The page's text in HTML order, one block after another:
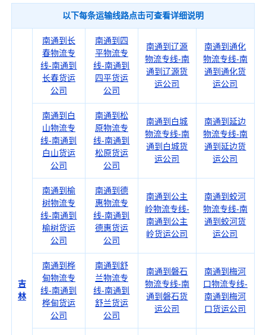
以下每条运输线路点击可查看详细说明
吉
林
南通到长
春物流专
线-南通到
长春货运
公司
南通到四
平物流专
线-南通到
四平货运
公司
南通到辽源
物流专线-南
通到辽源货
运公司
南通到通化
物流专线-南
通到通化货
运公司
南通到白
山物流专
线-南通到
白山货运
公司
南通到松
原物流专
线-南通到
松原货运
公司
南通到白城
物流专线-南
通到白城货
运公司
南通到延边
物流专线-南
通到延边货
运公司
南通到榆
树物流专
线-南通到
榆树货运
公司
南通到德
惠物流专
线-南通到
德惠货运
公司
南通到公主
岭物流专线-
南通到公主
岭货运公司
南通到蛟河
物流专线-南
通到蛟河货
运公司
南通到桦
甸物流专
线-南通到
桦甸货运
公司
南通到舒
兰物流专
线-南通到
舒兰货运
公司
南通到磐石
物流专线-南
通到磐石货
运公司
南通到梅河
口物流专线-
南通到梅河
口货运公司